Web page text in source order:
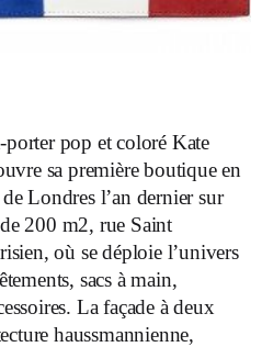
porter pop et coloré Kate
sa première boutique en
Londres l’an dernier sur
200 m2, rue Saint
où se déploie l’univers
sacs à main,
La façade à deux
haussmannienne,